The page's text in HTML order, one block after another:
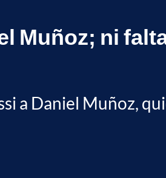
Muñoz; ni
a Daniel Muñoz,